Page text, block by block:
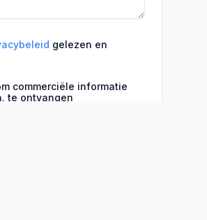
gelezen en
commerciële informatie
te ontvangen